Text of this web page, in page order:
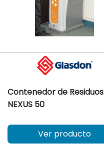
Contenedor de Residuos
NEXUS 50
Ver producto